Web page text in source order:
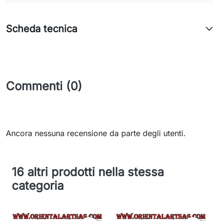
Scheda tecnica
Commenti (0)
Ancora nessuna recensione da parte degli utenti.
16 altri prodotti nella stessa
categoria